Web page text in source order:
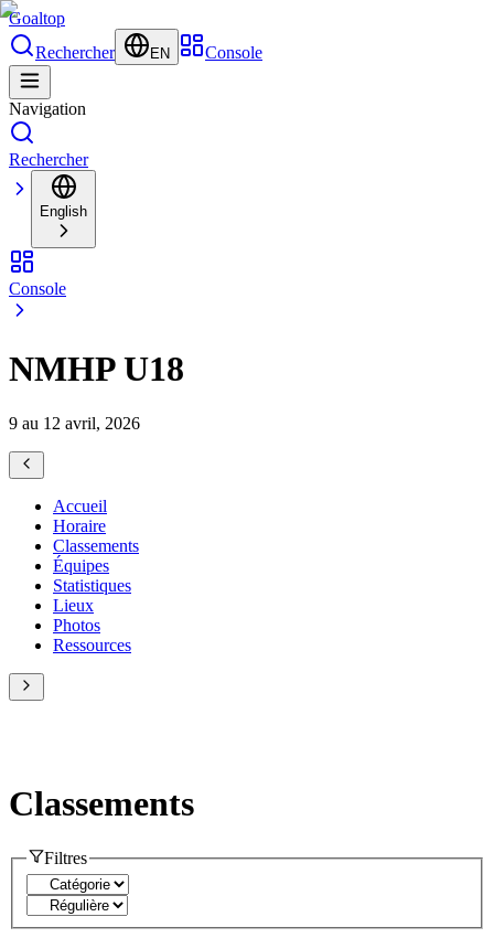
Goaltop
Rechercher
EN Console
Navigation
Rechercher
English
Console
NMHP U18
9 au 12 avril, 2026
Accueil
Horaire
Classements
Équipes
Statistiques
Lieux
Photos
Ressources
Classements
Filtres